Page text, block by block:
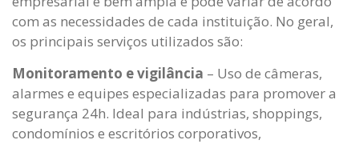
com as necessidades de cada instituição. No geral,
os principais serviços utilizados são:
Monitoramento e vigilância – Uso de câmeras,
alarmes e equipes especializadas para promover a
segurança 24h. Ideal para indústrias, shoppings,
condomínios e escritórios corporativos,